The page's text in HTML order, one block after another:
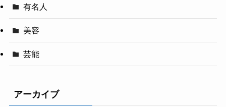
有名人
美容
芸能
アーカイブ